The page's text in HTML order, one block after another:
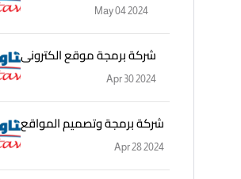
May 04 2024
شركة برمجة موقع الكترونى
Apr 30 2024
شركة برمجة وتصميم المواقع
Apr 28 2024